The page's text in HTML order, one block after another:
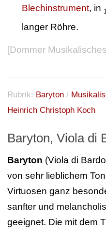
Blechinstrument, in 1
langer Röhre.
[Dommer
Rubrik: Baryton /
Heinrich Christoph Koch
Baryton, Viola di
Baryton (Viola di
von sehr lieblichem
Virtuosen ganz
sanfter und
geeignet. Die mit dem